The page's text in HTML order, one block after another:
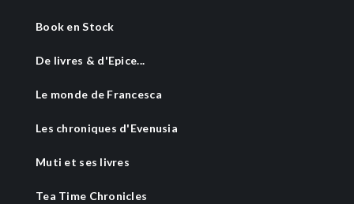
Book en Stock
De livres & d'Epice...
Le monde de Francesca
Les chroniques d'Evenusia
Muti et ses livres
Tea Time Chronicles